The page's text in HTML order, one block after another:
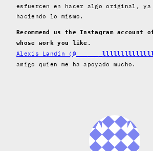
esfuercen en hacer algo original, ya
haciendo lo mismo.
Recommend us the Instagram
whose work you like.
Alexis Landín (@
amigo quien me ha apoyado mucho.